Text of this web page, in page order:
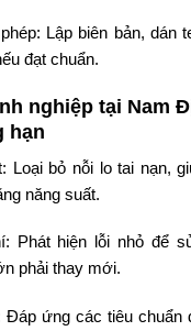
Lập biên bản, dán
đạt chuẩn.
nghiệp tại Nam
hạn
Loại bỏ nỗi lo tai nạn,
năng suất.
Phát hiện lỗi nhỏ để
phải thay mới.
Đáp ứng các tiêu chuẩn